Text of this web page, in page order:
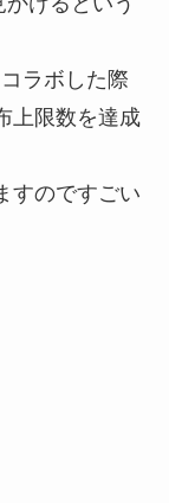
ラボした際
上限数を達成
すのですごい